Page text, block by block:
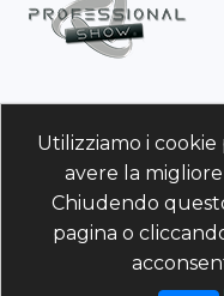
Integrator nel
dell’Audio/Video
Professional Show
P.IVA/C.F./R.I.
Utilizziamo i cookie
avere la
Chiudendo
pagina o